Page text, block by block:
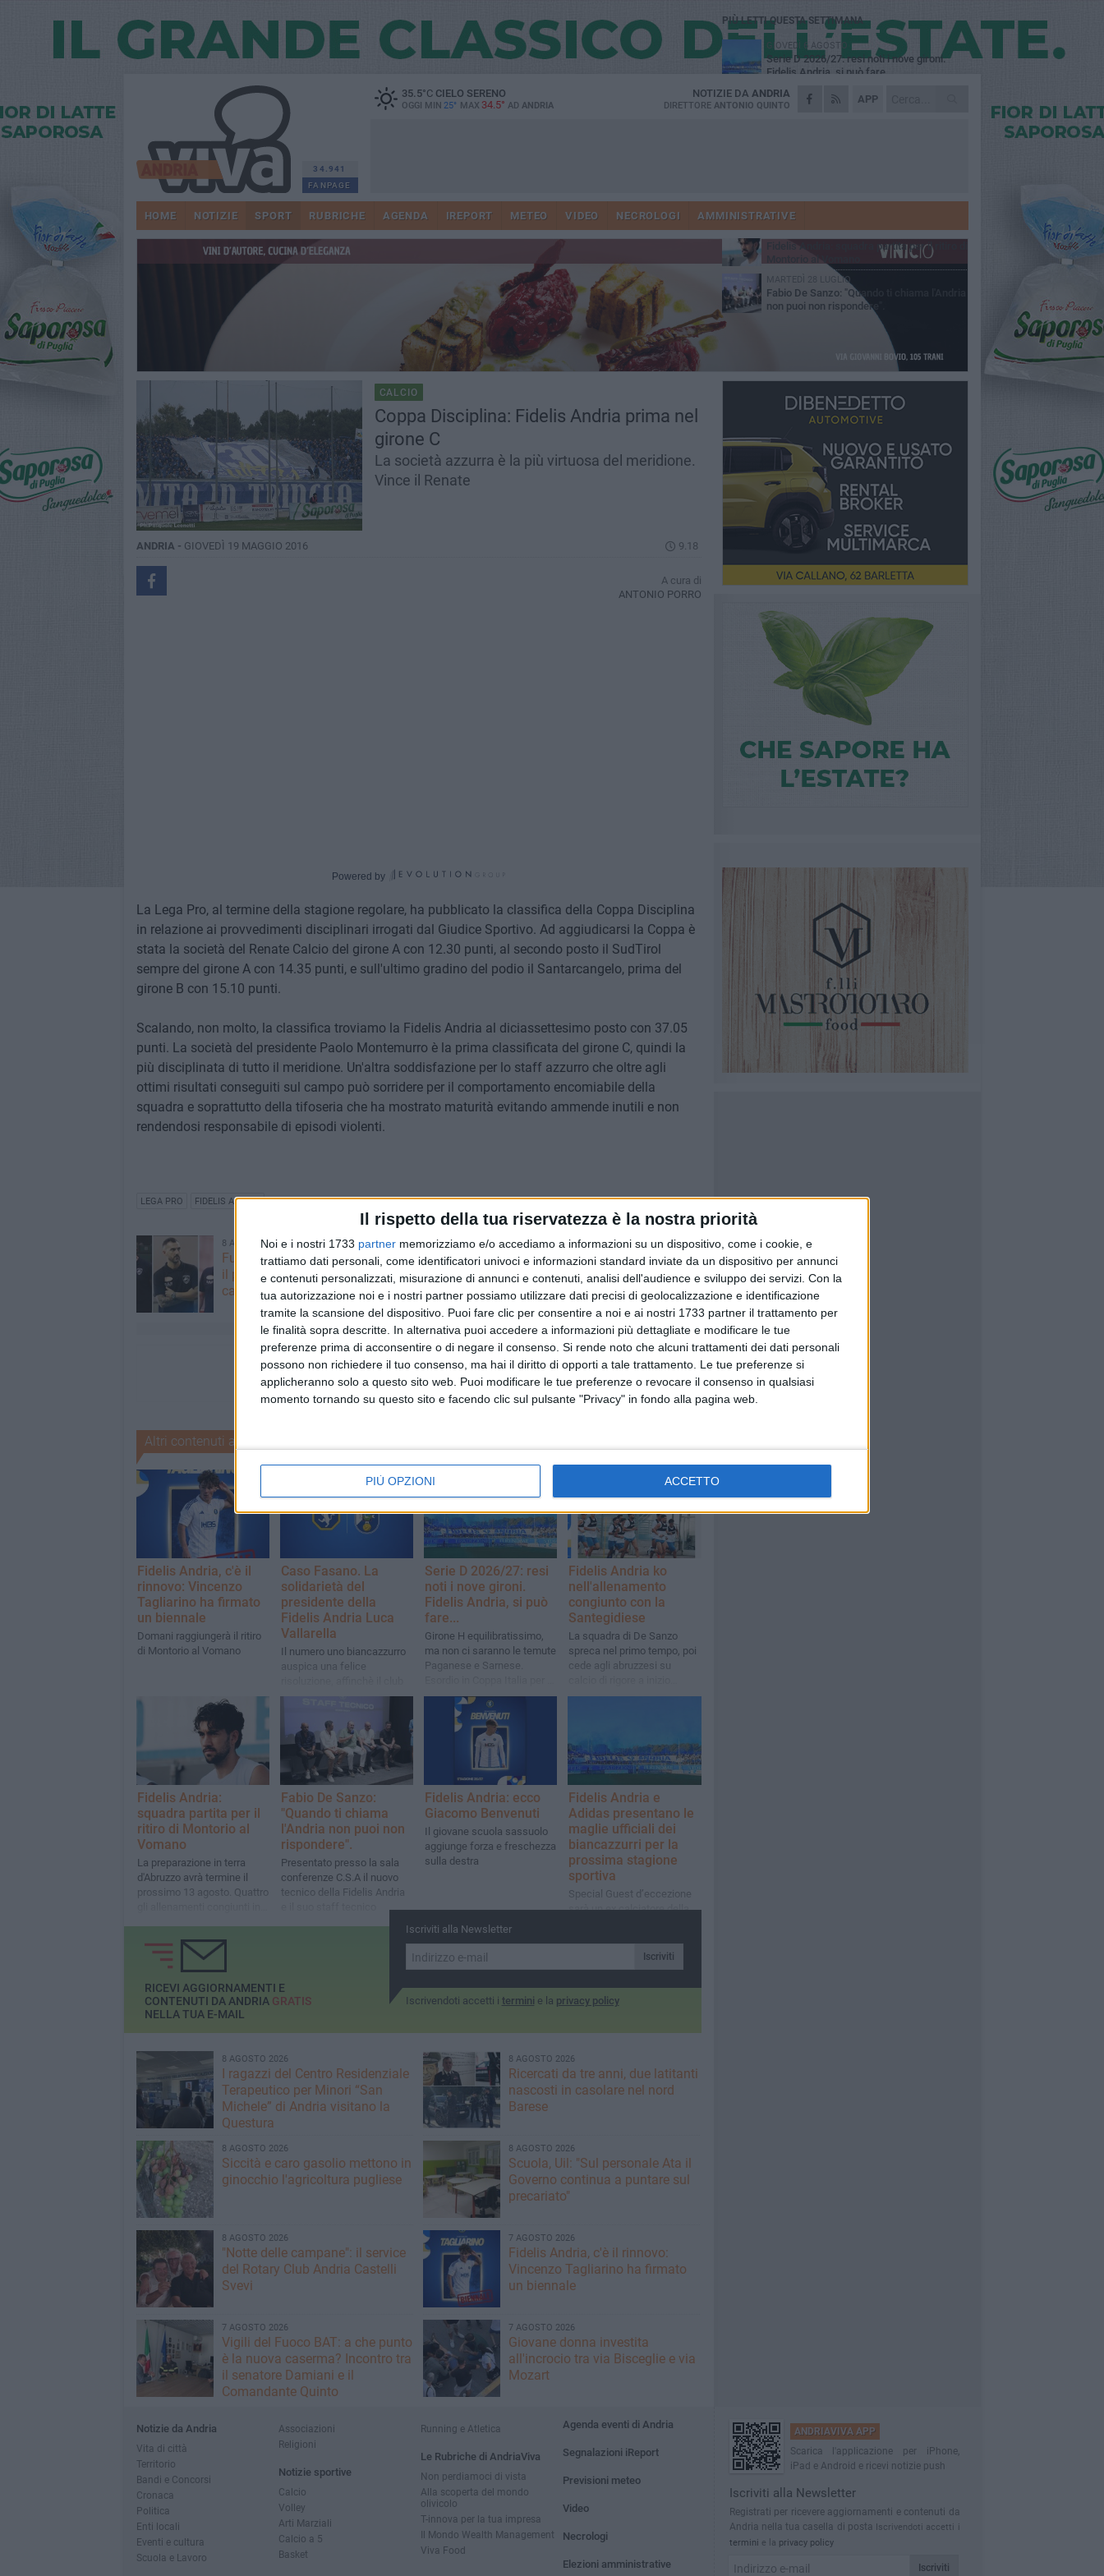
Il rispetto della tua riservatezza è la nostra priorità
Noi e i nostri 1733 partner memorizziamo e/o accediamo a informazioni su un dispositivo, come i cookie, e
trattiamo dati personali, come identificatori univoci e informazioni standard inviate da un dispositivo per annunci
e contenuti personalizzati, misurazione di annunci e contenuti, analisi dell'audience e sviluppo dei servizi. Con la
tua autorizzazione noi e i nostri partner possiamo utilizzare dati precisi di geolocalizzazione e identificazione
tramite la scansione del dispositivo. Puoi fare clic per consentire a noi e ai nostri 1733 partner il trattamento per
le finalità sopra descritte. In alternativa puoi accedere a informazioni più dettagliate e modificare le tue
preferenze prima di acconsentire o di negare il consenso. Si rende noto che alcuni trattamenti dei dati personali
possono non richiedere il tuo consenso, ma hai il diritto di opporti a tale trattamento. Le tue preferenze si
applicheranno solo a questo sito web. Puoi modificare le tue preferenze o revocare il consenso in qualsiasi
momento tornando su questo sito e facendo clic sul pulsante "Privacy" in fondo alla pagina web.
PIÙ OPZIONI ACCETTO
34.941
FANPAGE
35.5°CCIELO SERENO
OGGI MIN 25° MAX 34.5° AD ANDRIA
APP
NOTIZIE DA ANDRIA
DIRETTORE ANTONIO QUINTO
HOME NOTIZIE SPORT RUBRICHE AGENDA IREPORT METEO VIDEO NECROLOGI AMMINISTRATIVE
CALCIO
Coppa Disciplina: Fidelis Andria prima nel
girone C
La società azzurra è la più virtuosa del meridione.
Vince il Renate
ANDRIA - GIOVEDÌ 19 MAGGIO 2016 9.18
A cura di
ANTONIO PORRO
Powered by
La Lega Pro, al termine della stagione regolare, ha pubblicato la classifica della Coppa Disciplina
in relazione ai provvedimenti disciplinari irrogati dal Giudice Sportivo. Ad aggiudicarsi la Coppa è
stata la società del Renate Calcio del girone A con 12.30 punti, al secondo posto il SudTirol
sempre del girone A con 14.35 punti, e sull'ultimo gradino del podio il Santarcangelo, prima del
girone B con 15.10 punti.
Scalando, non molto, la classifica troviamo la Fidelis Andria al diciassettesimo posto con 37.05
punti. La società del presidente Paolo Montemurro è la prima classificata del girone C, quindi la
più disciplinata di tutto il meridione. Un'altra soddisfazione per lo staff azzurro che oltre agli
ottimi risultati conseguiti sul campo può sorridere per il comportamento encomiabile della
squadra e soprattutto della tifoseria che ha mostrato maturità evitando ammende inutili e non
rendendosi responsabile di episodi violenti.
LEGA PRO FIDELIS ANDRIA
8 AGOSTO 2026
Futsal Andria, è tempo di Serie B:
il punto tra riconferme e
calendario
8 AGOSTO 2026
A Castel del Monte, Stefano
Petrocchi presenta il suo ultimo
libro "Romanzo privato"
Altri contenuti a tema
Fidelis Andria, c'è il
rinnovo: Vincenzo
Tagliarino ha firmato
un biennale
Domani raggiungerà il ritiro
di Montorio al Vomano
Caso Fasano. La
solidarietà del
presidente della
Fidelis Andria Luca
Vallarella
Il numero uno biancazzurro
auspica una felice
messapico possa
merita".
Serie D 2026/27: resi
noti i nove gironi.
Fidelis Andria, si può
fare...
Girone H equilibratissimo,
ma non ci saranno le temute
Paganese e Sarnese.
Fidelis il 30 agosto a
Manfredonia
Fidelis Andria ko
nell'allenamento
congiunto con la
Santegidiese
La squadra di De Sanzo
spreca nel primo tempo, poi
cede agli abruzzesi su
ripresa
Fidelis Andria:
squadra partita per il
ritiro di Montorio al
Vomano
La preparazione in terra
d'Abruzzo avrà termine il
prossimo 13 agosto. Quattro
saranno resi noti i nove
gironi di Serie D
Fabio De Sanzo:
"Quando ti chiama
l'Andria non puoi non
rispondere".
Presentato presso la sala
conferenze C.S.A il nuovo
tecnico della Fidelis Andria
Fidelis Andria: ecco
Giacomo Benvenuti
Il giovane scuola sassuolo
aggiunge forza e freschezza
sulla destra
Fidelis Andria e
Adidas presentano le
maglie ufficiali dei
biancazzurri per la
prossima stagione
sportiva
Special Guest d’eccezione
sarà un ex calciatore della
Iscriviti alla Newsletter
Iscriviti
Iscrivendoti accetti i termini e la privacy policy
RICEVI AGGIORNAMENTI E
CONTENUTI DA ANDRIA GRATIS
NELLA TUA E-MAIL
8 AGOSTO 2026
I ragazzi del Centro Residenziale
Terapeutico per Minori “San
Michele” di Andria visitano la
Questura
8 AGOSTO 2026
Ricercati da tre anni, due latitanti
nascosti in casolare nel nord
Barese
8 AGOSTO 2026
Siccità e caro gasolio mettono in
ginocchio l'agricoltura pugliese
8 AGOSTO 2026
Scuola, Uil: "Sul personale Ata il
Governo continua a puntare sul
precariato"
8 AGOSTO 2026
"Notte delle campane": il service
del Rotary Club Andria Castelli
Svevi
7 AGOSTO 2026
Fidelis Andria, c'è il rinnovo:
Vincenzo Tagliarino ha firmato
un biennale
7 AGOSTO 2026
​Vigili del Fuoco BAT: a che punto
è la nuova caserma? Incontro tra
il senatore Damiani e il
Comandante Quinto
7 AGOSTO 2026
Giovane donna investita
all'incrocio tra via Bisceglie e via
Mozart
PIÙ LETTI QUESTA SETTIMANA
GIOVEDÌ 6 AGOSTO
Serie D 2026/27: resi noti i nove gironi.
Fidelis Andria, si può fare...
VENERDÌ 7 AGOSTO
Caso Fasano. La solidarietà del presidente
Fidelis Andria, c'è il rinnovo: Vincenzo
Tagliarino ha firmato un biennale
VENERDÌ 31 LUGLIO
Fidelis Andria: squadra partita per il ritiro di
MARTEDÌ 28 LUGLIO
Fabio De Sanzo: "Quando ti chiama l'Andria
non puoi non rispondere".
Notizie da Andria
Vita di città
Territorio
Bandi e Concorsi
Cronaca
Politica
Enti locali
Eventi e cultura
Scuola e Lavoro
Associazioni
Religioni
Notizie sportive
Calcio
Volley
Arti Marziali
Calcio a 5
Basket
Running e Atletica
Le Rubriche di AndriaViva
Non perdiamoci di vista
Alla scoperta del mondo
olivicolo
T-innova per la tua impresa
Il Mondo Wealth Management
Viva Food
Agenda eventi di Andria
Segnalazioni iReport
Previsioni meteo
Video
Necrologi
Elezioni amministrative
ANDRIAVIVA APP
Scarica l'applicazione per iPhone,
iPad e Android e ricevi notizie push
Iscriviti alla Newsletter
Registrati per ricevere aggiornamenti e contenuti da
Andria nella tua casella di posta
Iscrivendoti accetti i
termini e la privacy policy
Iscriviti